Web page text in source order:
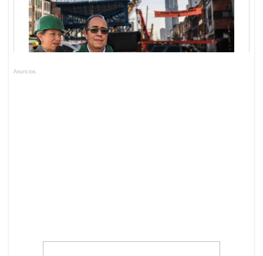
Anuncios.